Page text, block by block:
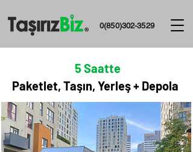
0(850)302-3529
5Saatte
Paketlet, Taşın, Yerleş + Depola